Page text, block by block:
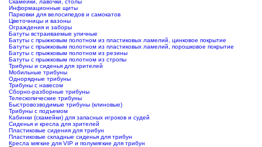
Скамейки, лавочки, столы
Информационные щиты
Парковки для велосипедов и самокатов
Цветочницы и вазоны
Ограждения и заборы
Батуты встраиваемые уличные
Батуты с прыжковым полотном из пластиковых ламелий, цинковое покрытие
Батуты с прыжковым полотном из пластиковых ламелий, порошковое покрытие
Батуты с прыжковым полотном из резины
Батуты с прыжковым полотном из стропы
Трибуны и сиденья для зрителей
Мобильные трибуны
Однорядные трибуны
Трибуны с навесом
Сборно-разборные трибуны
Телескопические трибуны
Быстровозводимые трибуны (клиновые)
Трибуны с подъемом
Кабинки (скамейки) для запасных игроков и судей
Сиденья и кресла для зрителей
Пластиковые сидения для трибун
Пластиковые складные сиденья для трибун
Кресла мягкие для VIP и полумягкие для трибун